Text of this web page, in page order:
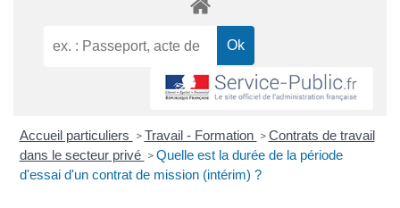
Accueil particuliers > Travail - Formation > Contrats de travail
dans le secteur privé > Quelle est la durée de la période
d'essai d'un contrat de mission (intérim) ?